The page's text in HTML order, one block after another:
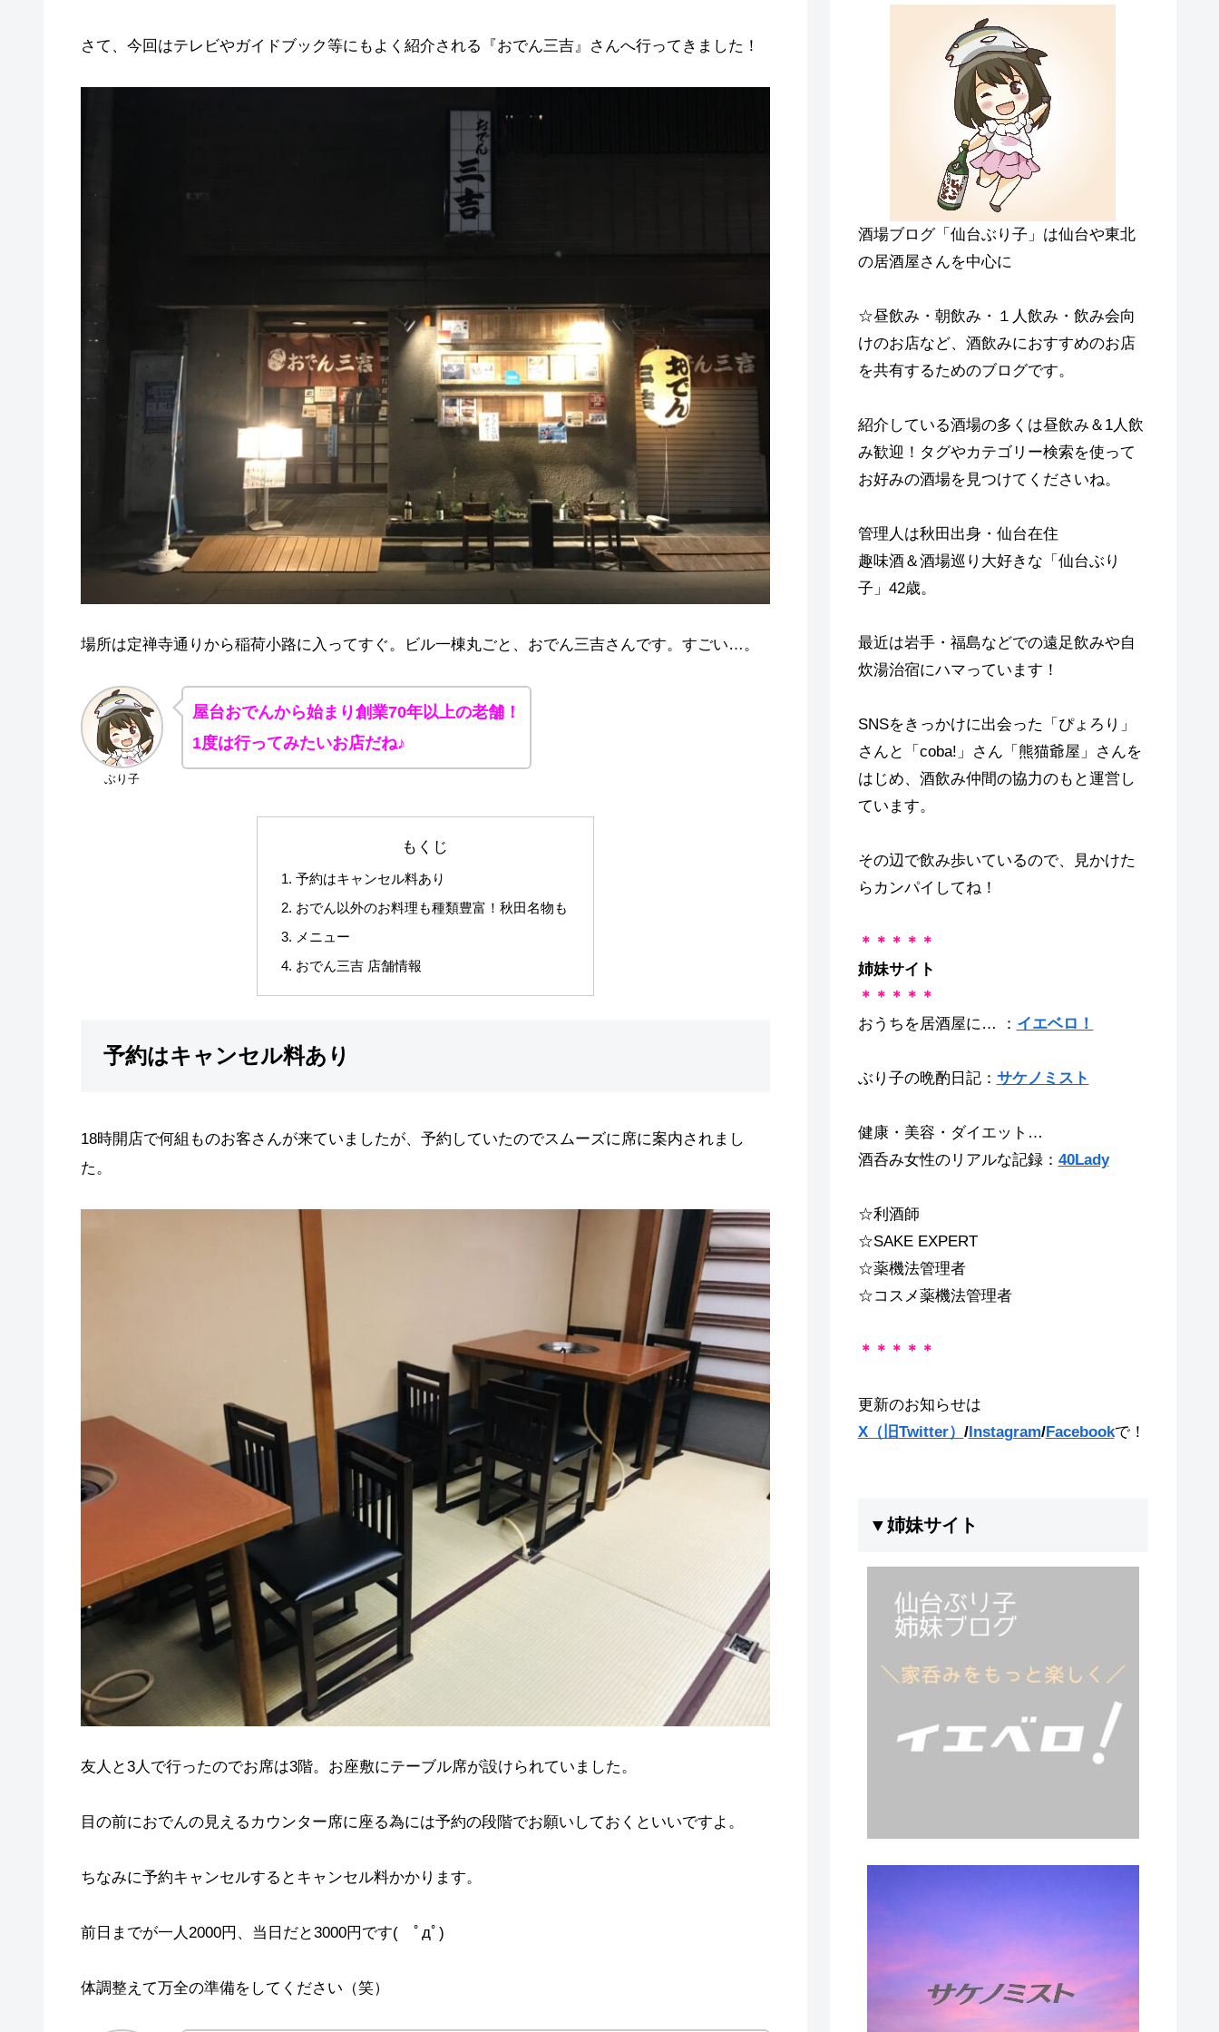
さて、今回はテレビやガイドブック等にもよく紹介される『おでん三吉』さんへ行ってきました！
場所は定禅寺通りから稲荷小路に入ってすぐ。ビル一棟丸ごと、おでん三吉さんです。すごい…。
ぶり子
屋台おでんから始まり創業70年以上の老舗！
1度は行ってみたいお店だね♪
もくじ
予約はキャンセル料あり
おでん以外のお料理も種類豊富！秋田名物も
メニュー
おでん三吉 店舗情報
予約はキャンセル料あり
18時開店で何組ものお客さんが来ていましたが、予約していたのでスムーズに席に案内されまし
た。
友人と3人で行ったのでお席は3階。お座敷にテーブル席が設けられていました。
目の前におでんの見えるカウンター席に座る為には予約の段階でお願いしておくといいですよ。
ちなみに予約キャンセルするとキャンセル料かかります。
前日までが一人2000円、当日だと3000円です( ﾟдﾟ)
体調整えて万全の準備をしてください（笑）
酒場ブログ「仙台ぶり子」は仙台や東北
の居酒屋さんを中心に
☆昼飲み・朝飲み・１人飲み・飲み会向
けのお店など、酒飲みにおすすめのお店
を共有するためのブログです。
紹介している酒場の多くは昼飲み＆1人飲
み歓迎！タグやカテゴリー検索を使って
お好みの酒場を見つけてくださいね。
管理人は秋田出身・仙台在住
趣味酒＆酒場巡り大好きな「仙台ぶり
子」42歳。
最近は岩手・福島などでの遠足飲みや自
炊湯治宿にハマっています！
SNSをきっかけに出会った「ぴょろり」
さんと「coba!」さん「熊猫爺屋」さんを
はじめ、酒飲み仲間の協力のもと運営し
ています。
その辺で飲み歩いているので、見かけた
らカンパイしてね！
＊＊＊＊＊
姉妹サイト
＊＊＊＊＊
おうちを居酒屋に… ： イエベロ！
ぶり子の晩酌日記： サケノミスト
健康・美容・ダイエット…
酒呑み女性のリアルな記録： 40Lady
☆利酒師
☆SAKE EXPERT
☆薬機法管理者
☆コスメ薬機法管理者
＊＊＊＊＊
更新のお知らせは
X（旧Twitter） /Instagram/Facebookで！
▼姉妹サイト